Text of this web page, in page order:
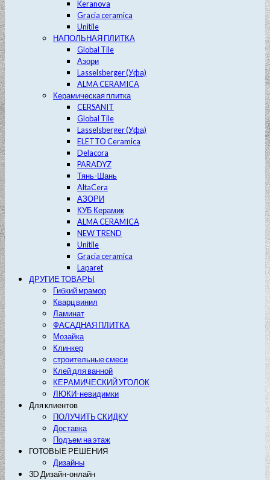
Keranova
Gracia ceramica
Unitile
НАПОЛЬНАЯ ПЛИТКА
Global Tile
Азори
Lasselsberger (Уфа)
ALMA CERAMICA
Керамическая плитка
CERSANIT
Global Tile
Lasselsberger (Уфа)
ELETTO Ceramica
Delacora
PARADYZ
Тянь-Шань
AltaCera
АЗОРИ
КУБ Керамик
ALMA CERAMICA
NEW TREND
Unitile
Gracia ceramica
Laparet
ДРУГИЕ ТОВАРЫ
Гибкий мрамор
Кварц винил
Ламинат
ФАСАДНАЯ ПЛИТКА
Мозайка
Клинкер
строительные смеси
Клей для ванной
КЕРАМИЧЕСКИЙ УГОЛОК
ЛЮКИ-невидимки
Для клиентов
ПОЛУЧИТЬ СКИДКУ
Доставка
Подъем на этаж
ГОТОВЫЕ РЕШЕНИЯ
Дизайны
3D Дизайн-онлайн